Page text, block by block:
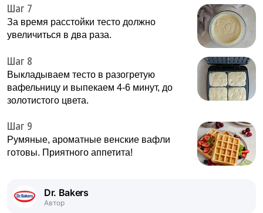
Шаг 7
За время расстойки тесто должно
увеличиться в два раза.
Шаг 8
Выкладываем тесто в разогретую
вафельницу и выпекаем 4-6 минут, до
золотистого цвета.
Шаг 9
Румяные, ароматные венские вафли
готовы. Приятного аппетита!
Dr. Bakers
Автор